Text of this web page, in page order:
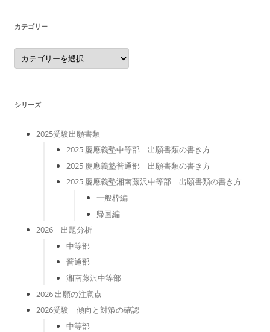
カテゴリー
カ
テ
ゴ
シリーズ
2025受験出願書類
2025 慶應義塾中等部 出願書類の書き方
2025 慶應義塾普通部 出願書類の書き方
2025 慶應義塾湘南藤沢中等部 出願書類の書き方
一般枠編
帰国編
2026 出題分析
中等部
普通部
湘南藤沢中等部
2026 出願の注意点
2026受験 傾向と対策の確認
中等部